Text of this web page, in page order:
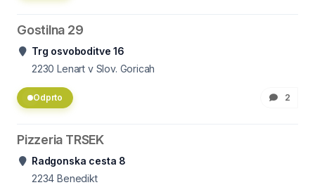
Gostilna 29
Trg osvoboditve 16
2230 Lenart v Slov. Goricah
Odprto 2
Pizzeria TRSEK
Radgonska cesta 8
2234 Benedikt